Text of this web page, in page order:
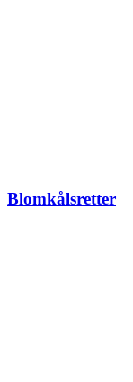
Blomkålsretter